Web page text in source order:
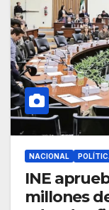
NACIONAL
INE
millones